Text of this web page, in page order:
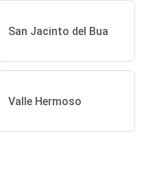
San Jacinto del Bua
Valle Hermoso